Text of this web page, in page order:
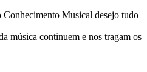
Musical desejo tudo
música continuem e nos tragam os